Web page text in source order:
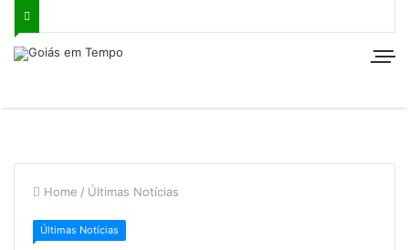
Home / Últimas Notícias
Últimas Notícias